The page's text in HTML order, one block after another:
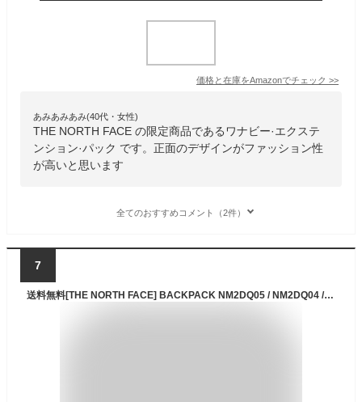
価格と在庫をAmazonでチェック >>
あみあみあみ(40代・女性)
THE NORTH FACE の限定商品であるワナビー·エクステ
ンション·パック です。正面のデザインがファッション性
が高いと思います
全てのおすすめコメント（2件）
7
送料無料[THE NORTH FACE] BACKPACK NM2DQ05 / NM2DQ04 / NM2DP52バックパック リュック リュックサック 収納 軽い 軽量 通学 学生 カバン バッグ 高校生 中学生 大学生 WHITELABEL 韓国 限定 かわいい 20L / 25L / 30L